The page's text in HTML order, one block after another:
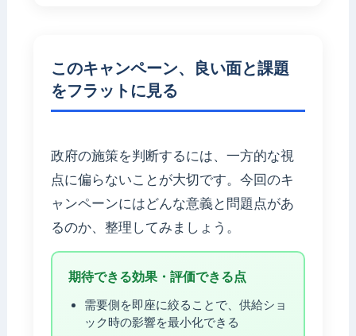
このキャンペーン、良い面と課題
をフラットに見る
政府の施策を判断するには、一方的な視
点に偏らないことが大切です。今回のキ
ャンペーンにはどんな意義と問題点があ
るのか、整理してみましょう。
期待できる効果・評価できる点
需要側を即座に絞ることで、供給ショ
ック時の影響を最小化できる